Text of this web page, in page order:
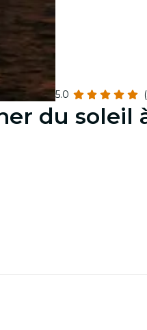
5.0
du soleil